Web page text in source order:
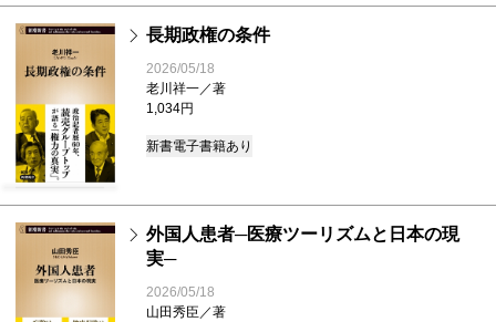
長期政権の条件
2026/05/18
老川祥一／著
1,034円
新書電子書籍あり
外国人患者─医療ツーリズムと日本の現
実─
2026/05/18
山田秀臣／著